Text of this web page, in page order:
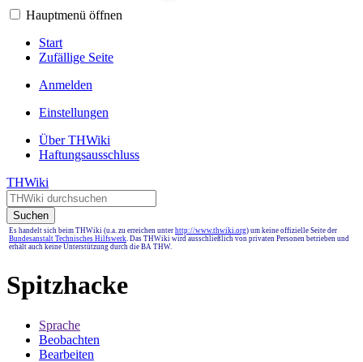
Hauptmenü öffnen
Start
Zufällige Seite
Anmelden
Einstellungen
Über THWiki
Haftungsausschluss
THWiki
Suchen
Es handelt sich beim THWiki (u.a. zu erreichen unter http://www.thwiki.org) um keine offizielle Seite der
Bundesanstalt Technisches Hilfswerk. Das THWiki wird ausschließlich von privaten Personen betrieben und
erhält auch keine Unterstützung durch die BA THW.
Spitzhacke
Sprache
Beobachten
Bearbeiten